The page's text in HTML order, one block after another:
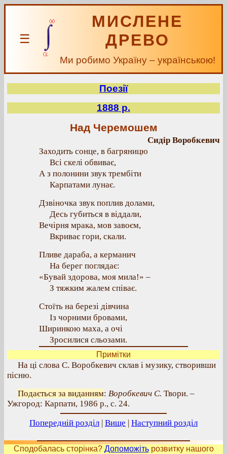
☰
МИСЛЕНЕ
ДРЕВО
Ми робимо Україну – українською!
Поезії
1888 р.
Над Черемошем
Сидір Воробкевич
Заходить сонце, в багряницю
Всі скелі обвиває,
А з полонини звук трембіти
Карпатами лунає.
Дзвіночка звук поплив долами,
Десь губиться в віддали,
Вечірня мрака, мов завоєм,
Вкриває гори, скали.
Пливе дараба, а керманич
На берег поглядає:
«Бувай здорова, моя мила!» –
З тяжким жалем співає.
Стоїть на березі дівчина
Із чорними бровами,
Ширинкою маха, а очі
Зросилися сльозами.
Примітки
На ці слова С. Воробкевич склав і музику, створивши
пісню.
Подається за виданням: Воробкевич С. Твори. –
Ужгород: Карпати, 1986 р., с. 24.
Попередній розділ | Вище | Наступний розділ
Сподобалась сторінка? Допоможітьрозвитку нашого